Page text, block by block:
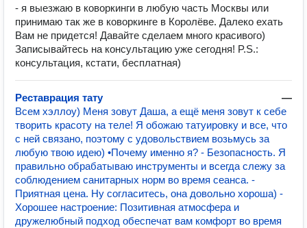
- я выезжаю в коворкинги в любую часть Москвы или
принимаю так же в коворкинге в Королёве. Далеко ехать
Вам не придется! Давайте сделаем много красивого)
Записывайтесь на консультацию уже сегодня! P.S.:
консультация, кстати, бесплатная)
Реставрация тату
—
Всем хэллоу) Меня зовут Даша, а ещё меня зовут к себе
творить красоту на теле! Я обожаю татуировку и все, что
с ней связано, поэтому с удовольствием возьмусь за
любую твою идею) •Почему именно я? - Безопасность. Я
правильно обрабатываю инструменты и всегда слежу за
соблюдением санитарных норм во время сеанса. -
Приятная цена. Ну согласитесь, она довольно хороша) -
Хорошее настроение: Позитивная атмосфера и
дружелюбный подход обеспечат вам комфорт во время